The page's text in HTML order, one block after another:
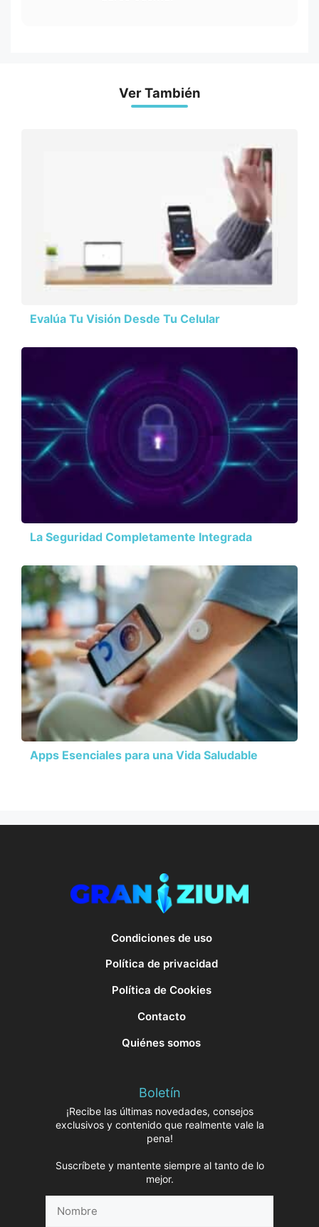
Ver También
Evalúa Tu Visión Desde Tu Celular
La Seguridad Completamente Integrada
Apps Esenciales para una Vida Saludable
Condiciones de uso
Política de privacidad
Política de Cookies
Contacto
Quiénes somos
Boletín
¡Recibe las últimas novedades, consejos
exclusivos y contenido que realmente vale la
pena!
Suscríbete y mantente siempre al tanto de lo
mejor.